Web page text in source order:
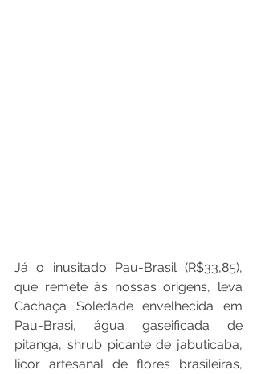
Já o inusitado Pau-Brasil (R$33,85),
que remete às nossas origens, leva
Cachaça Soledade envelhecida em
Pau-Brasi, água gaseificada de
pitanga, shrub picante de jabuticaba,
licor artesanal de flores brasileiras,